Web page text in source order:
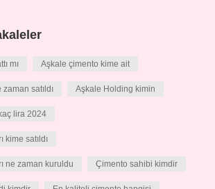
mı Aşkale çimento kime ait
satıldı Aşkale Holding kimin
lira 2024
kime satıldı
ne zaman kuruldu Çimento sahibi kimdir